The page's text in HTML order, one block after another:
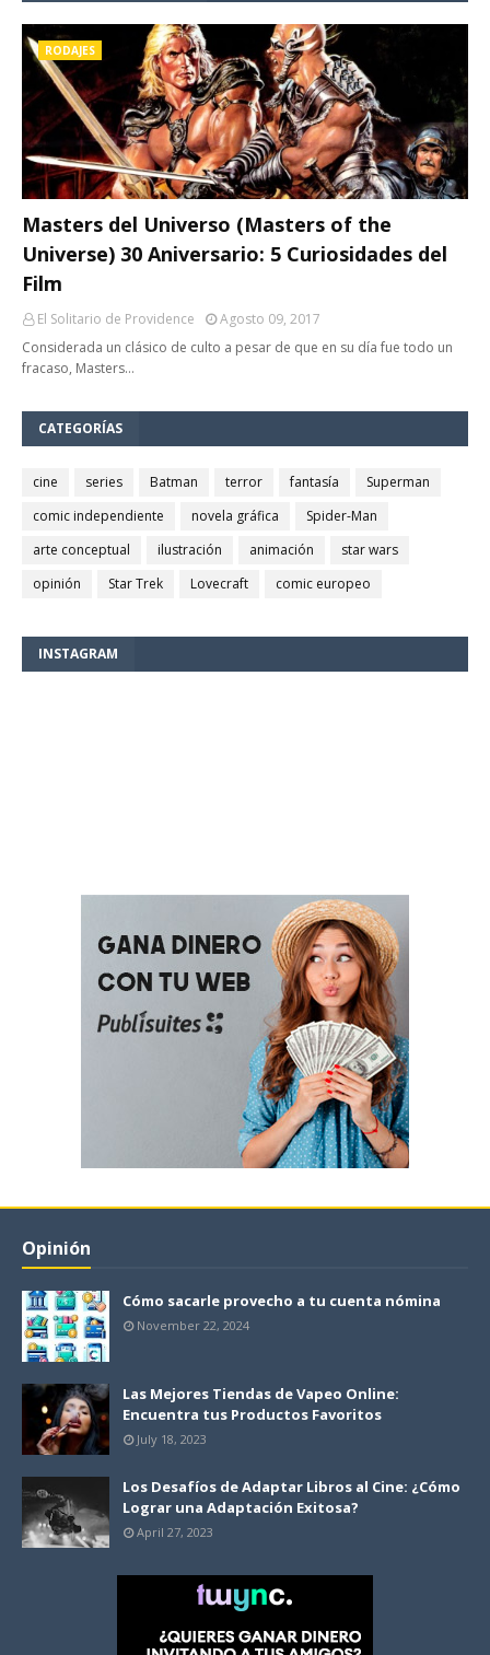
RODAJES
Masters del Universo (Masters of the
Universe) 30 Aniversario: 5 Curiosidades del
Film
El Solitario de Providence
Agosto 09, 2017
Considerada un clásico de culto a pesar de que en su día fue todo un
fracaso, Masters…
CATEGORÍAS
cine series Batman terror fantasía
Superman
comic independiente
novela gráfica
Spider-Man
arte conceptual
ilustración animación
star wars
opinión
Star Trek Lovecraft comic europeo
INSTAGRAM
Opinión
Cómo sacarle provecho a tu cuenta nómina
November 22, 2024
Las Mejores Tiendas de Vapeo Online:
Encuentra tus Productos Favoritos
July 18, 2023
Los Desafíos de Adaptar Libros al Cine: ¿Cómo
Lograr una Adaptación Exitosa?
April 27, 2023